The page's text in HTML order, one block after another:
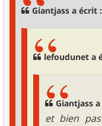
Giantjass a écrit :
lefoudunet a
Giantjass
et bien